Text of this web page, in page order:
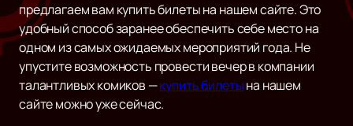
предлагаем вам купить билеты на нашем сайте. Это
удобный способ заранее обеспечить себе место на
одном из самых ожидаемых мероприятий года. Не
упустите возможность провести вечер в компании
талантливых комиков —купить билетына нашем
сайте можно уже сейчас.